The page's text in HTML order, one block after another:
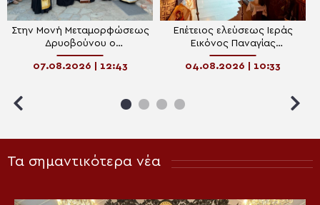
Στην Μονή Μεταμορφώσεως
Δρυοβούνου ο
Μητροπολίτης Κισάμου
Αμφιλόχιος
07.08.2026 | 12:43
Επέτειος ελεύσεως Ιεράς
Εικόνος Παναγίας
Παραμυθίας στην Κίσαμο
04.08.2026 | 10:33
Τα σημαντικότερα νέα